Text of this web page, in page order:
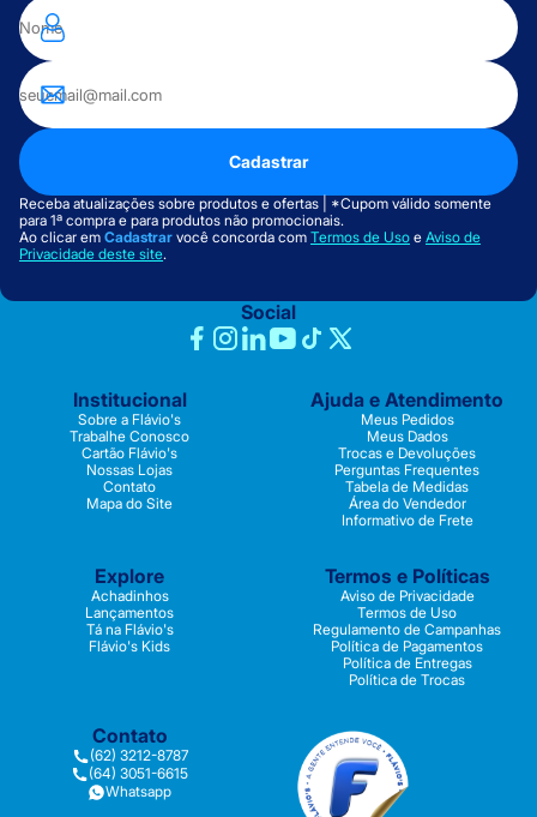
Cadastrar
Receba atualizações sobre produtos e ofertas | *Cupom válido somente
para 1ª compra e para produtos não promocionais.
Ao clicar em Cadastrar você concorda com Termos de Uso e Aviso de
Privacidade deste site.
Social
Institucional
Sobre a Flávio's
Trabalhe Conosco
Cartão Flávio's
Nossas Lojas
Contato
Mapa do Site
Ajuda e Atendimento
Meus Pedidos
Meus Dados
Trocas e Devoluções
Perguntas Frequentes
Tabela de Medidas
Área do Vendedor
Informativo de Frete
Explore
Achadinhos
Lançamentos
Tá na Flávio's
Flávio's Kids
Termos e Políticas
Aviso de Privacidade
Termos de Uso
Regulamento de Campanhas
Política de Pagamentos
Política de Entregas
Política de Trocas
Contato
(62) 3212-8787
(64) 3051-6615
Whatsapp